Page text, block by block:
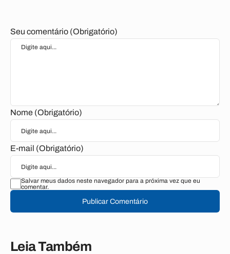
Seu comentário (Obrigatório)
Nome (Obrigatório)
E-mail (Obrigatório)
Salvar meus dados neste navegador para a próxima vez que eu
comentar.
Publicar Comentário
Leia Também